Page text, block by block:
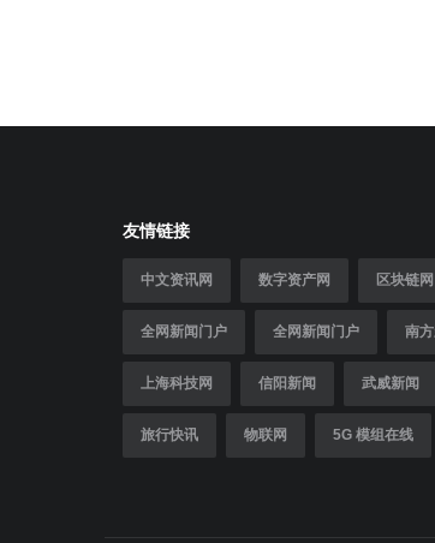
友情链接
中文资讯网 数字资产网 区块链网
全网新闻门户 全网新闻门户 南
上海科技网 信阳新闻 武威新闻
旅行快讯 物联网 5G 模组在线